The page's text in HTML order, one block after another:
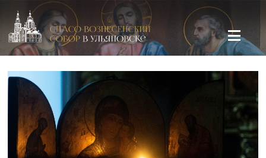
Спасо-Вознесенский кафедральный собор в Ульяновске